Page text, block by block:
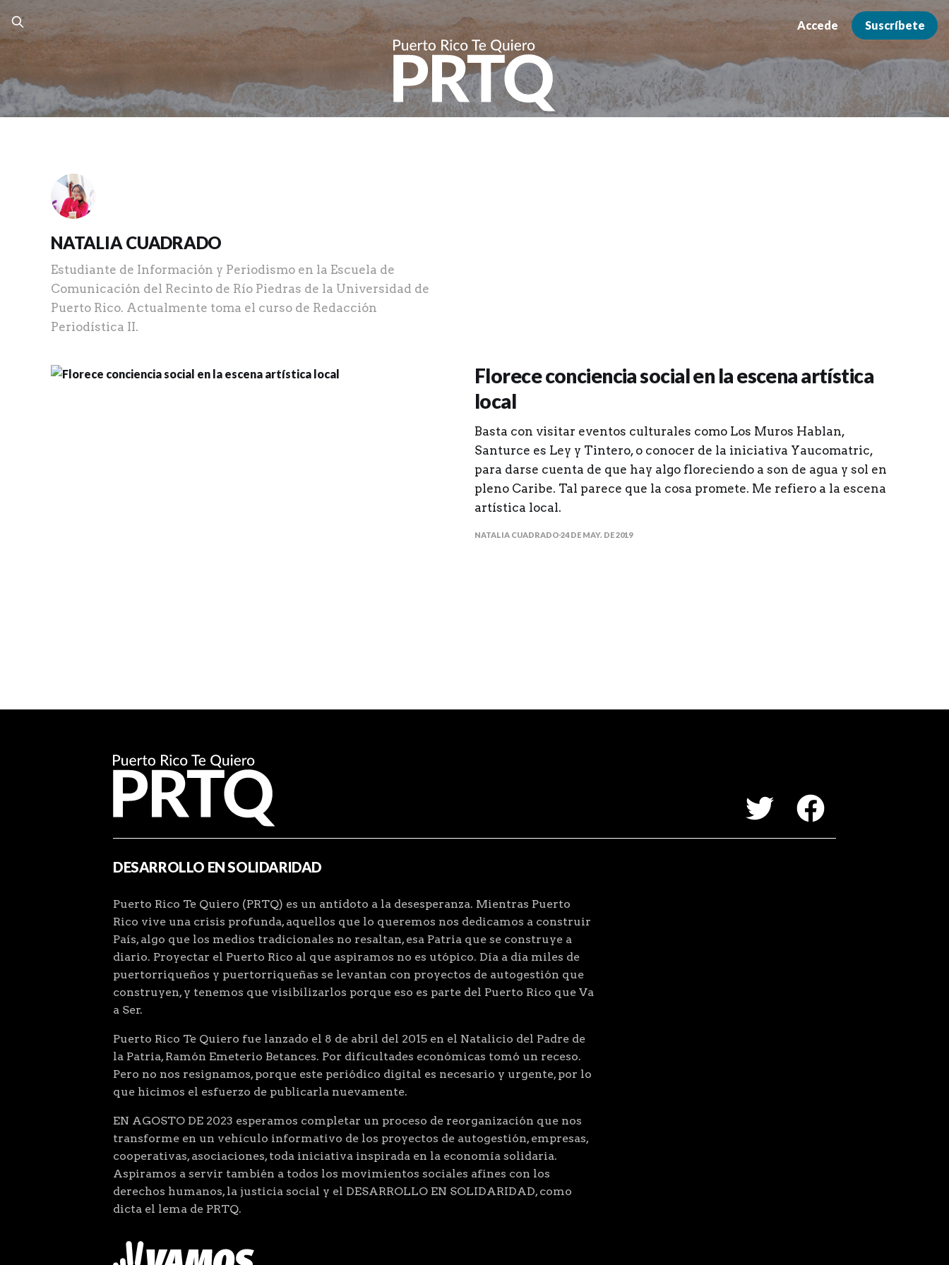
Accede Suscríbete
NATALIA CUADRADO
Estudiante de Información y Periodismo en la Escuela de
Comunicación del Recinto de Río Piedras de la Universidad de
Puerto Rico. Actualmente toma el curso de Redacción
Periodística II.
Florece conciencia social en la escena artística
local
Basta con visitar eventos culturales como Los Muros Hablan,
Santurce es Ley y Tintero, o conocer de la iniciativa Yaucomatric,
para darse cuenta de que hay algo floreciendo a son de agua y sol en
pleno Caribe. Tal parece que la cosa promete. Me refiero a la escena
artística local.
NATALIA CUADRADO 24 DE MAY. DE 2019
DESARROLLO EN SOLIDARIDAD
Puerto Rico Te Quiero (PRTQ) es un antídoto a la desesperanza. Mientras Puerto
Rico vive una crisis profunda, aquellos que lo queremos nos dedicamos a construir
País, algo que los medios tradicionales no resaltan, esa Patria que se construye a
diario. Proyectar el Puerto Rico al que aspiramos no es utópico. Día a día miles de
puertorriqueños y puertorriqueñas se levantan con proyectos de autogestión que
construyen, y tenemos que visibilizarlos porque eso es parte del Puerto Rico que Va
a Ser.
Puerto Rico Te Quiero fue lanzado el 8 de abril del 2015 en el Natalicio del Padre de
la Patria, Ramón Emeterio Betances. Por dificultades económicas tomó un receso.
Pero no nos resignamos, porque este periódico digital es necesario y urgente, por lo
que hicimos el esfuerzo de publicarla nuevamente.
EN AGOSTO DE 2023 esperamos completar un proceso de reorganización que nos
transforme en un vehículo informativo de los proyectos de autogestión, empresas,
cooperativas, asociaciones, toda iniciativa inspirada en la economía solidaria.
Aspiramos a servir también a todos los movimientos sociales afines con los
derechos humanos, la justicia social y el DESARROLLO EN SOLIDARIDAD, como
dicta el lema de PRTQ.